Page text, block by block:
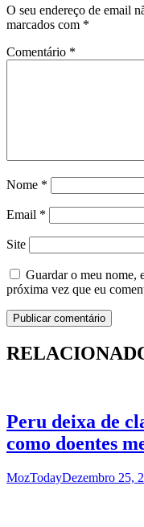
O seu endereço de email
marcados com *
Comentário *
Nome *
Email *
Site
Guardar o meu nome,
próxima vez que eu
Peru deixa de
como doentes
MozTodayDezembro 25,